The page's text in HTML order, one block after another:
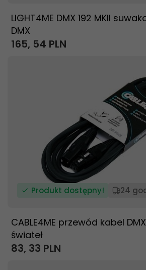
LIGHT4ME DMX 192 MKII
DMX
165, 54 PLN
Produkt dostępny! 24
CABLE4ME przewód kabel
świateł
83, 33 PLN